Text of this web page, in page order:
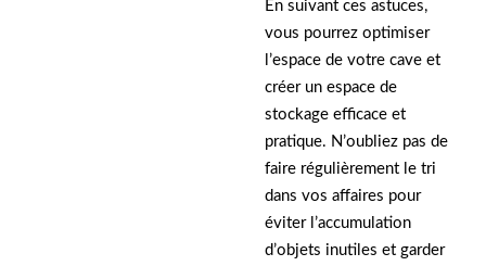
En suivant ces astuces,
vous pourrez optimiser
l’espace de votre cave et
créer un espace de
stockage efficace et
pratique. N’oubliez pas de
faire régulièrement le tri
dans vos affaires pour
éviter l’accumulation
d’objets inutiles et garder